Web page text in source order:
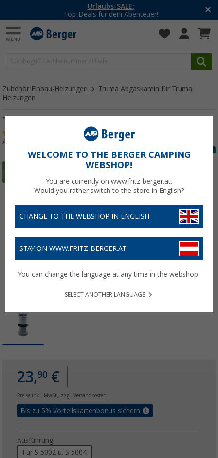
-20% auf Kleidung und Schuhe
Mit dem Aktionscode
Zubehör Einbau-Heizungen
Truma Abgaskamin für Truma
Heizungen
Truma Dachkamin
Art.-Nr.: 165070
23,90 €
Preise inkl. MwSt., zzgl. Versandkosten
Bis zu 5% Vorteilskartenbonus sichern
Ausführung
Für S 5002 u. S 5004
WELCOME TO THE BERGER CAMPING
WEBSHOP!
You are currently on www.fritz-berger.at.
Would you rather switch to the store in English?
CHANGE TO THE WEBSHOP IN ENGLISH
STAY ON WWW.FRITZ-BERGER.AT
You can change the language at any time in the webshop.
SELECT ANOTHER LANGUAGE